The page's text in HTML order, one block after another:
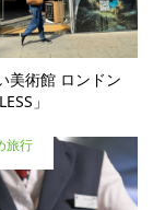
美術館 ロンドン
」
旅行